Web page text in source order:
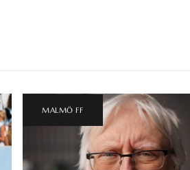
MALMÖ FF